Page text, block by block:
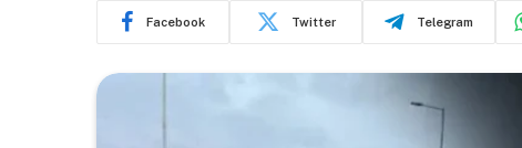
Facebook Twitter Telegram